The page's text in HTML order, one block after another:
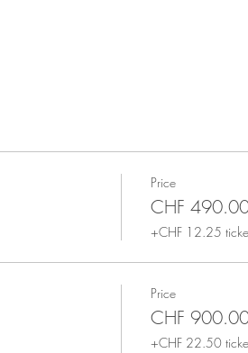
Price
CHF
+CHF 12.25
Price
CHF
+CHF 22.50